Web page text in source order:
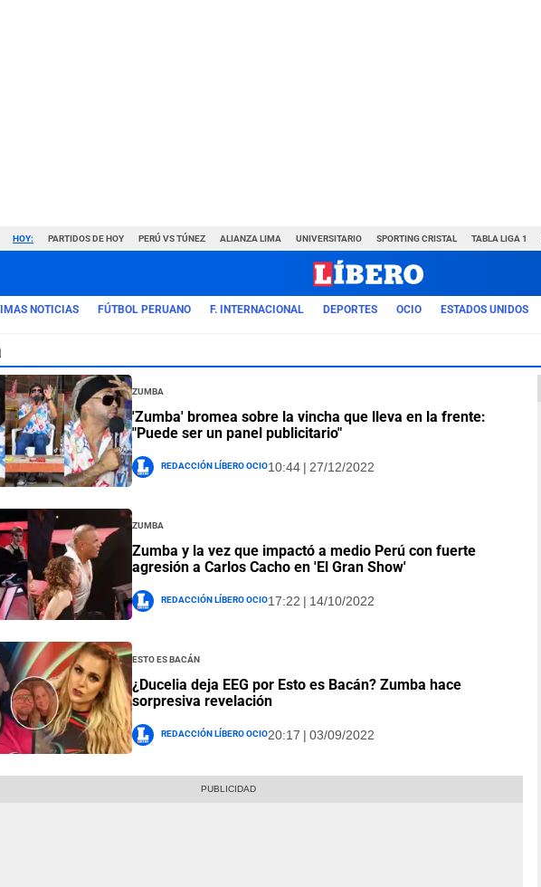
HOY: PARTIDOS DE HOY PERÚ VS TÚNEZ ALIANZA LIMA UNIVERSITARIO SPORTING CRISTAL TABLA LIGA 1
NOTICIAS FÚTBOL PERUANO F. INTERNACIONAL DEPORTES OCIO ESTADOS UNIDOS
Zumba
'Zumba' bromea sobre la vincha que lleva en la frente:
"Puede ser un panel publicitario"
Redacción Líbero Ocio10:44 | 27/12/2022
Zumba
Zumba y la vez que impactó a medio Perú con fuerte
agresión a Carlos Cacho en 'El Gran Show'
Redacción Líbero Ocio17:22 | 14/10/2022
Esto es Bacán
¿Ducelia deja EEG por Esto es Bacán? Zumba hace
sorpresiva revelación
Redacción Líbero Ocio20:17 | 03/09/2022